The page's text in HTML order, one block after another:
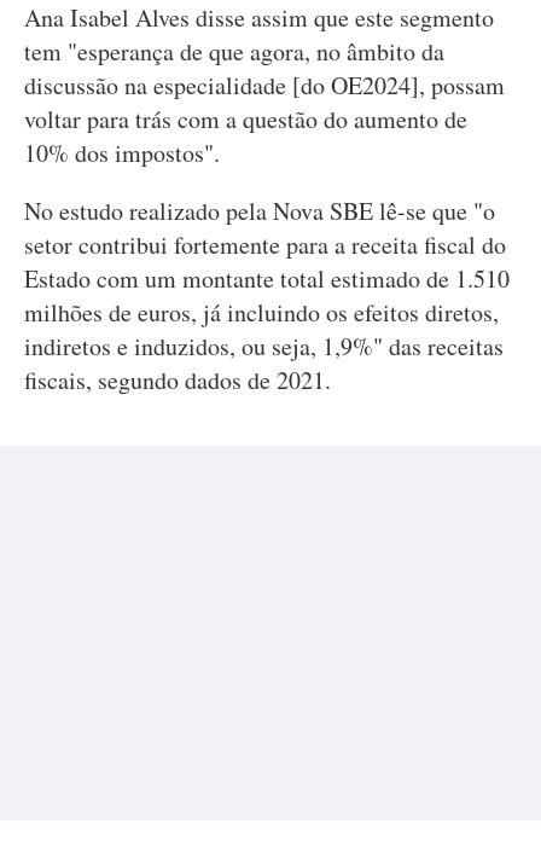
Ana Isabel Alves disse assim que este segmento
tem "esperança de que agora, no âmbito da
discussão na especialidade [do OE2024], possam
voltar para trás com a questão do aumento de
10% dos impostos".
No estudo realizado pela Nova SBE lê-se que "o
setor contribui fortemente para a receita fiscal do
Estado com um montante total estimado de 1.510
milhões de euros, já incluindo os efeitos diretos,
indiretos e induzidos, ou seja, 1,9%" das receitas
fiscais, segundo dados de 2021.